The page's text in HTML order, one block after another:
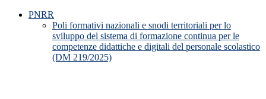
PNRR
Poli formativi nazionali e snodi territoriali per lo
sviluppo del sistema di formazione continua per le
competenze didattiche e digitali del personale scolastico
(DM 219/2025)